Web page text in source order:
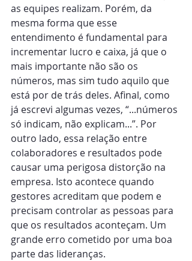
as equipes realizam. Porém, da
mesma forma que esse
entendimento é fundamental para
incrementar lucro e caixa, já que o
mais importante não são os
números, mas sim tudo aquilo que
está por de trás deles. Afinal, como
já escrevi algumas vezes, “...números
só indicam, não explicam...”. Por
outro lado, essa relação entre
colaboradores e resultados pode
causar uma perigosa distorção na
empresa. Isto acontece quando
gestores acreditam que podem e
precisam controlar as pessoas para
que os resultados aconteçam. Um
grande erro cometido por uma boa
parte das lideranças.